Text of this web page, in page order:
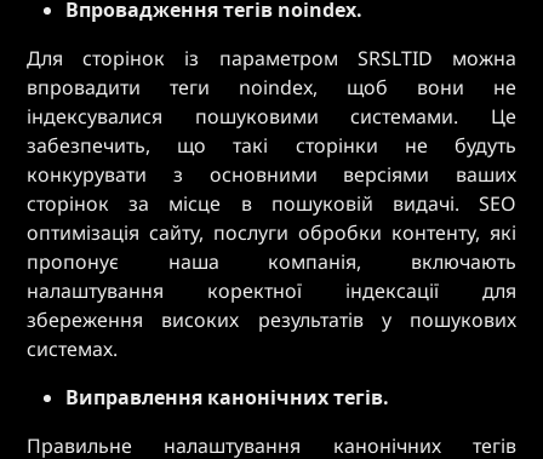
Впровадження тегів noindex.
Для сторінок із параметром SRSLTID можна
впровадити теги noindex, щоб вони не
індексувалися пошуковими системами. Це
забезпечить, що такі сторінки не будуть
конкурувати з основними версіями ваших
сторінок за місце в пошуковій видачі. SEO
оптимізація сайту, послуги обробки контенту, які
пропонує наша компанія, включають
налаштування коректної індексації для
збереження високих результатів у пошукових
системах.
Виправлення канонічних тегів.
Правильне налаштування канонічних тегів